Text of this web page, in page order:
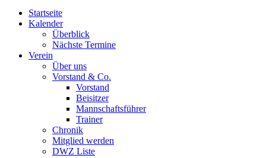
Startseite
Kalender
Überblick
Nächste Termine
Verein
Über uns
Vorstand & Co.
Vorstand
Beisitzer
Mannschaftsführer
Trainer
Chronik
Mitglied werden
DWZ Liste